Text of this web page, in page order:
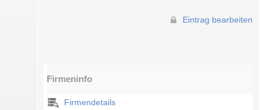
Eintrag bearbeiten
Firmeninfo
Firmendetails